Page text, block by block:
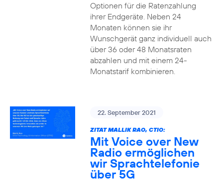
Optionen für die Ratenzahlung
ihrer Endgeräte. Neben 24
Monaten können sie ihr
Wunschgerät ganz individuell auch
über 36 oder 48 Monatsraten
abzahlen und mit einem 24-
Monatstarif kombinieren.
22. September 2021
ZITAT MALLIK RAO, CTIO:
Mit Voice over New
Radio ermöglichen
wir Sprachtelefonie
über 5G